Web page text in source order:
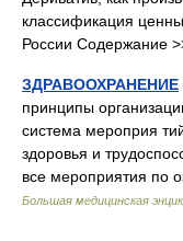
классификация
России Содержание
ЗДРАВООХРАНЕНИЕ
принципы
система мероприя
здоровья и
все мероприятия по
Большая медицинская